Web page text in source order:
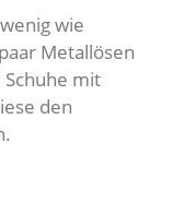
wie
Metallösen
mit
den